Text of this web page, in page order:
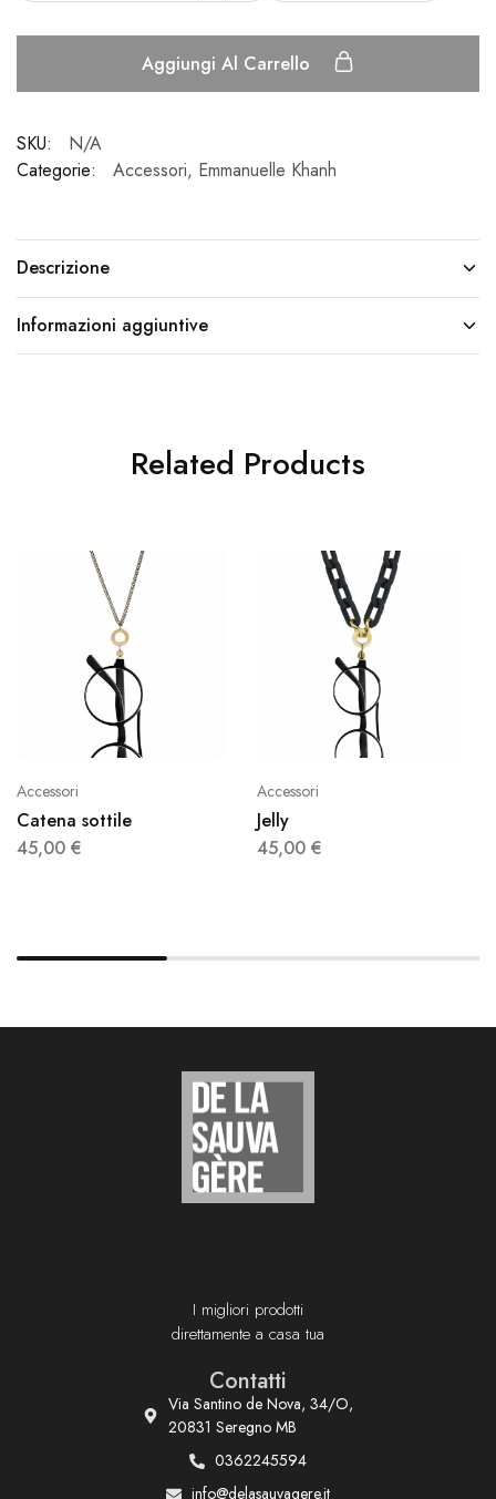
Aggiungi Al Carrello
SKU:
N/A
Categorie:
Accessori, Emmanuelle Khanh
Descrizione
Informazioni aggiuntive
Related Products
Accessori
Catena sottile
45,00 €
Accessori
Jelly
45,00 €
I migliori prodotti
direttamente a casa tua
Contatti
Via Santino de Nova, 34/O,
20831 Seregno MB
0362245594
info@delasauvagere.it